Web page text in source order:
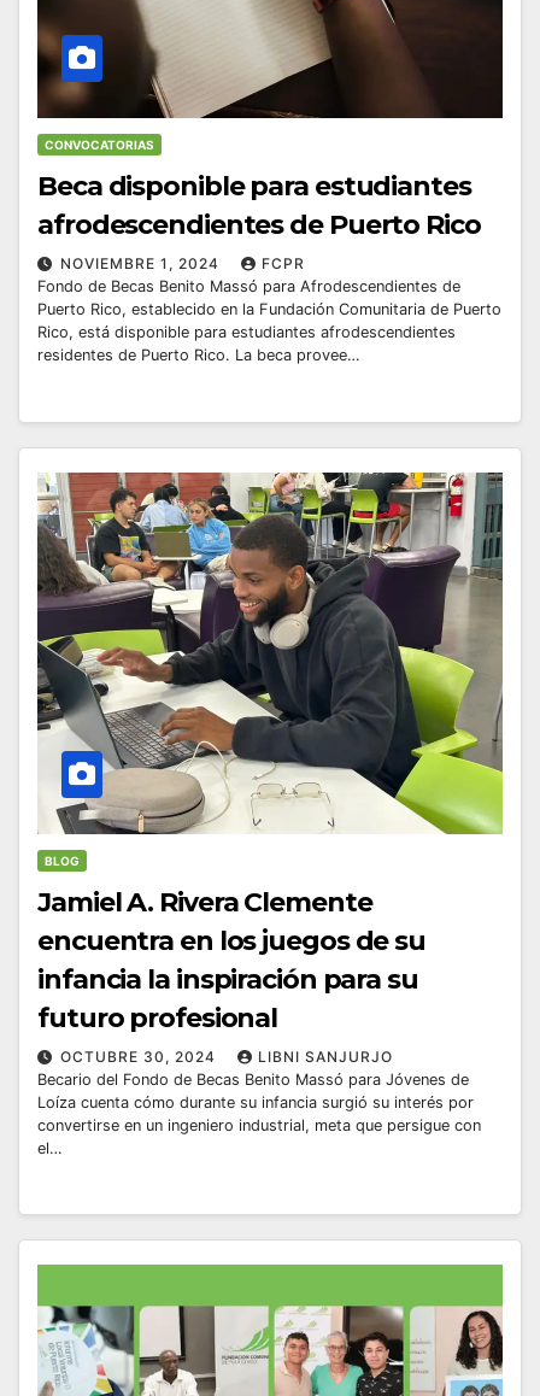
CONVOCATORIAS
Beca disponible para estudiantes
afrodescendientes de Puerto Rico
NOVIEMBRE 1, 2024
FCPR
Fondo de Becas Benito Massó para Afrodescendientes de
Puerto Rico, establecido en la Fundación Comunitaria de Puerto
Rico, está disponible para estudiantes afrodescendientes
residentes de Puerto Rico. La beca provee…
BLOG
Jamiel A. Rivera Clemente
encuentra en los juegos de su
infancia la inspiración para su
futuro profesional
OCTUBRE 30, 2024
LIBNI SANJURJO
Becario del Fondo de Becas Benito Massó para Jóvenes de
Loíza cuenta cómo durante su infancia surgió su interés por
convertirse en un ingeniero industrial, meta que persigue con
el…